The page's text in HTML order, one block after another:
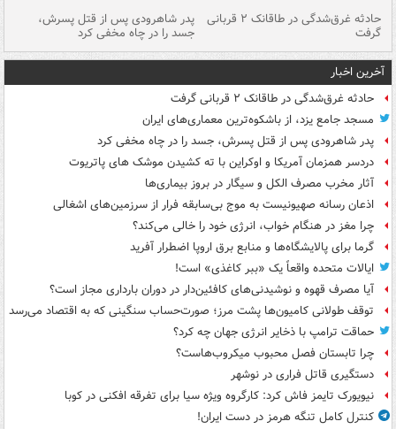
حادثه غرق‌شدگی در طاقانک ۲ قربانی
گرفت
پدر شاهرودی پس از قتل پسرش،
جسد را در چاه مخفی کرد
آخرین اخبار
حادثه غرق‌شدگی در طاقانک ۲ قربانی گرفت
مسجد جامع یزد، از باشکوه‌ترین معماری‌های ایران
پدر شاهرودی پس از قتل پسرش، جسد را در چاه مخفی کرد
دردسر همزمان آمریکا و اوکراین با ته کشیدن موشک های پاتریوت
آثار مخرب مصرف الکل و سیگار در بروز بیماری‌ها
اذعان رسانه صهیونیست به موج بی‌سابقه فرار از سرزمین‌های اشغالی
چرا مغز در هنگام خواب، انرژی خود را خالی می‌کند؟
گرما برای پالایشگاه‌ها و منابع برق اروپا اضطرار آفرید
ایالات متحده واقعاً یک «ببر کاغذی» است!
آیا مصرف قهوه و نوشیدنی‌های کافئین‌دار در دوران بارداری مجاز است؟
توقف طولانی کامیون‌ها پشت مرز؛ صورت‌حساب سنگینی که به اقتصاد می‌رسد
حماقت ترامپ با ذخایر انرژی جهان چه کرد؟
چرا تابستان فصل محبوب میکروب‌هاست؟
دستگیری قاتل فراری در نوشهر
نیویورک تایمز فاش کرد: کارگروه ویژه سیا برای تفرقه افکنی در کوبا
کنترل کامل تنگه هرمز در دست ایران!